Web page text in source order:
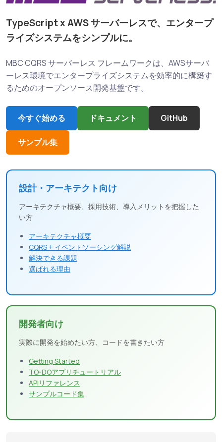
TypeScript x AWS サーバーレスで、エンタープ
ライズシステムをシンプルに。
MBC CQRS サーバーレス フレームワークは、AWSサーバ
ーレス環境でエンタープライズシステムを効率的に構築す
るためのオープンソース開発基盤です。
今すぐ始める ドキュメント GitHub
サンプル集
設計・アーキテクト向け
アーキテクチャ概要、採用技術、導入メリットを把握した
い方
アーキテクチャ概要
CQRS + イベントソーシング解説
解決できる課題
選ばれる理由
開発者向け
実際に開発を始めたい方、コードを書きたい方
Getting Started
TO-DOアプリチュートリアル
APIリファレンス
サンプルコード集